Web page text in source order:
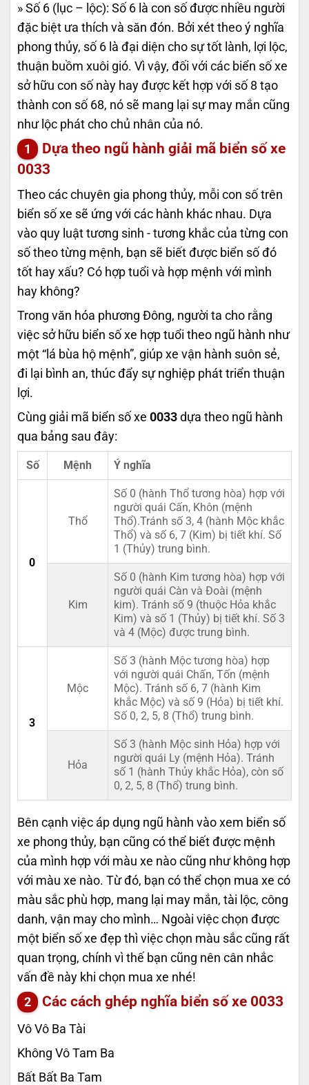
» Số 6 (lục – lộc): Số 6 là con số được nhiều người
đặc biệt ưa thích và săn đón. Bởi xét theo ý nghĩa
phong thủy, số 6 là đại diện cho sự tốt lành, lợi lộc,
thuận buồm xuôi gió. Vì vậy, đối với các biển số xe
sở hữu con số này hay được kết hợp với số 8 tạo
thành con số 68, nó sẽ mang lại sự may mắn cũng
như lộc phát cho chủ nhân của nó.
Dựa theo ngũ hành giải mã biển số xe
0033
Theo các chuyên gia phong thủy, mỗi con số trên
biển số xe sẽ ứng với các hành khác nhau. Dựa
vào quy luật tương sinh - tương khắc của từng con
số theo từng mệnh, bạn sẽ biết được biển số đó
tốt hay xấu? Có hợp tuổi và hợp mệnh với mình
hay không?
Trong văn hóa phương Đông, người ta cho rằng
việc sở hữu biển số xe hợp tuổi theo ngũ hành như
một “lá bùa hộ mệnh”, giúp xe vận hành suôn sẻ,
đi lại bình an, thúc đẩy sự nghiệp phát triển thuận
lợi.
Cùng giải mã biển số xe 0033 dựa theo ngũ hành
qua bảng sau đây:
Số Mệnh Ý nghĩa
0
Thổ
Số 0 (hành Thổ tương hòa) hợp với
người quái Cấn, Khôn (mệnh
Thổ).Tránh số 3, 4 (hành Mộc khắc
Thổ) và số 6, 7 (Kim) bị tiết khí. Số
1 (Thủy) trung bình.
Kim
Số 0 (hành Kim tương hòa) hợp với
người quái Càn và Đoài (mệnh
kim). Tránh số 9 (thuộc Hỏa khắc
Kim) và số 1 (Thủy) bị tiết khí. Số 3
và 4 (Mộc) được trung bình.
3
Mộc
Số 3 (hành Mộc tương hòa) hợp
với người quái Chấn, Tốn (mệnh
Mộc). Tránh số 6, 7 (hành Kim
khắc Mộc) và số 9 (Hỏa) bị tiết khí.
Số 0, 2, 5, 8 (Thổ) trung bình.
Hỏa
Số 3 (hành Mộc sinh Hỏa) hợp với
người quái Ly (mệnh Hỏa). Tránh
số 1 (hành Thủy khắc Hỏa), còn số
0, 2, 5, 8 (Thổ) trung bình.
Bên cạnh việc áp dụng ngũ hành vào xem biển số
xe phong thủy, bạn cũng có thể biết được mệnh
của mình hợp với màu xe nào cũng như không hợp
với màu xe nào. Từ đó, bạn có thể chọn mua xe có
màu sắc phù hợp, mang lại may mắn, tài lộc, công
danh, vận may cho mình… Ngoài việc chọn được
một biển số xe đẹp thì việc chọn màu sắc cũng rất
quan trọng, chính vì thế bạn cũng nên cân nhắc
vấn đề này khi chọn mua xe nhé!
Các cách ghép nghĩa biển số xe 0033
Vô Vô Ba Tài
Không Vô Tam Ba
Bất Bất Ba Tam